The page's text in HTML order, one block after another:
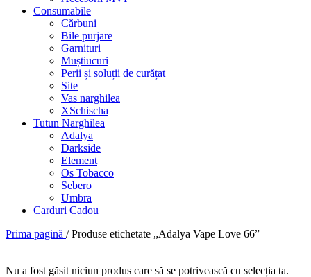
Consumabile
Cărbuni
Bile purjare
Garnituri
Muștiucuri
Perii și soluții de curățat
Site
Vas narghilea
XSchischa
Tutun Narghilea
Adalya
Darkside
Element
Os Tobacco
Sebero
Umbra
Carduri Cadou
Prima pagină / Produse etichetate „Adalya Vape Love 66”
Nu a fost găsit niciun produs care să se potrivească cu selecția ta.